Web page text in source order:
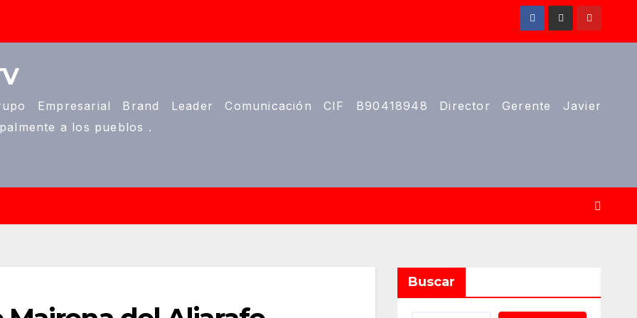
Empresarial Brand Leader Comunicación CIF B90418948 Director Gerente Javier
a los pueblos .
Buscar